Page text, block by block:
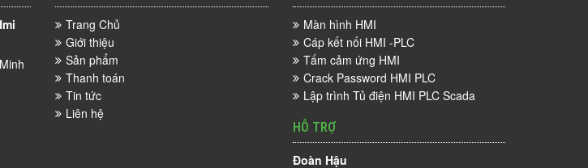
Trang Chủ
Giới thiệu
Sản phẩm
Thanh toán
Tin tức
Liên hệ
Màn hình HMI
Cáp kết nối HMI -PLC
Tấm cảm ứng HMI
Crack Password HMI PLC
Lập trình Tủ điện HMI PLC Scada
HỖ TRỢ
Đoàn Hậu